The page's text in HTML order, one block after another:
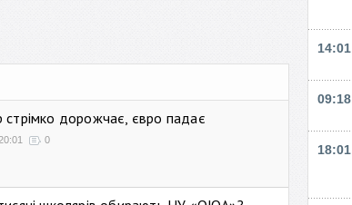
стрімко дорожчає, євро падає
0
14:01
09:18
18:01